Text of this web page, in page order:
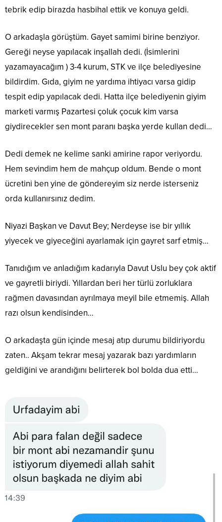
tebrik edip birazda hasbihal ettik ve konuya geldi.
O arkadaşla görüştüm. Gayet samimi birine benziyor.
Gereği neyse yapılacak inşallah dedi. (İsimlerini
yazamayacağım ) 3-4 kurum, STK ve ilçe belediyesine
bildirdim. Gıda, giyim ne yardıma ihtiyacı varsa gidip
tespit edip yapılacak dedi. Hatta ilçe belediyenin giyim
marketi varmış Pazartesi çoluk çocuk kim varsa
giydirecekler sen mont paranı başka yerde kullan dedi…
Dedi demek ne kelime sanki amirine rapor veriyordu.
Hem sevindim hem de mahçup oldum. Bende o mont
ücretini ben yine de göndereyim siz nerde isterseniz
orda kullanırsınız dedim.
Niyazi Başkan ve Davut Bey; Nerdeyse ise bir yıllık
yiyecek ve giyeceğini ayarlamak için gayret sarf etmiş…
Tanıdığım ve anladığım kadarıyla Davut Uslu bey çok aktif
ve gayretli biriydi. Yıllardan beri her türlü zorluklara
rağmen davasından ayrılmaya meyil bile etmemiş. Allah
razı olsun kendisinden…
O arkadaşta gün içinde mesaj atıp durumu bildiriyordu
zaten.. Akşam tekrar mesaj yazarak bazı yardımların
geldiğini ve arandığını belirterek bol bolda dua etti…